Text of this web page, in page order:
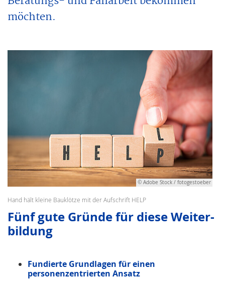
möchten.
© Adobe Stock / fotogestoeber
Hand hält kleine Bauklötze mit der Aufschrift HELP
Fünf gute Gründe für diese Weiter­
bildung
Fundierte Grundlagen für einen
personenzentrierten Ansatz